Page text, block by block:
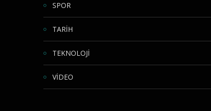
SPOR
TARİH
TEKNOLOJİ
VİDEO